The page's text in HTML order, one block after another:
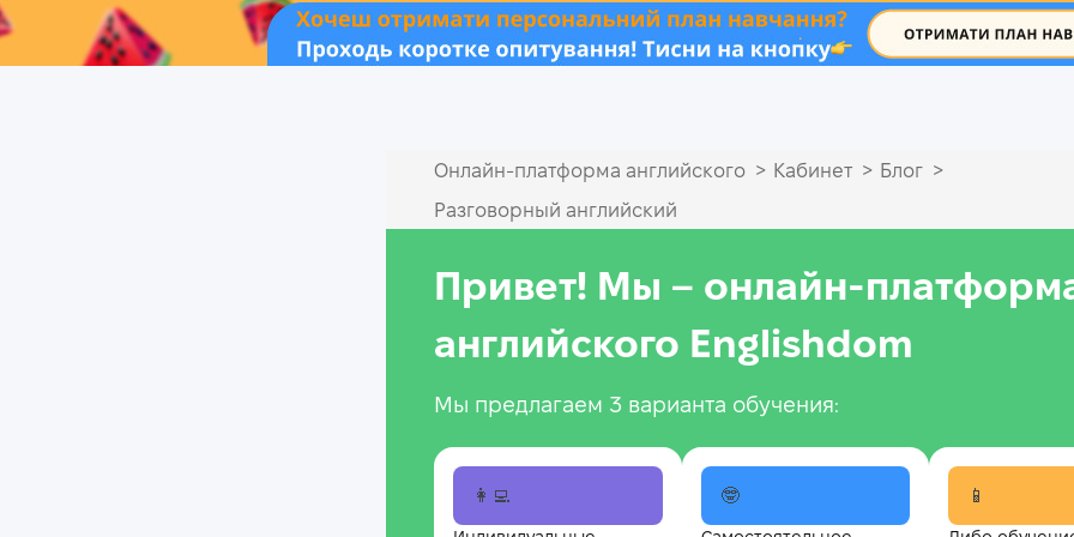
.
Онлайн‑платформа английского > Кабинет > Блог >
Разговорный английский
Привет! Мы –
английского Englishdom
Мы предлагаем 3 варианта обучения:
👩‍💻 🤓 📱